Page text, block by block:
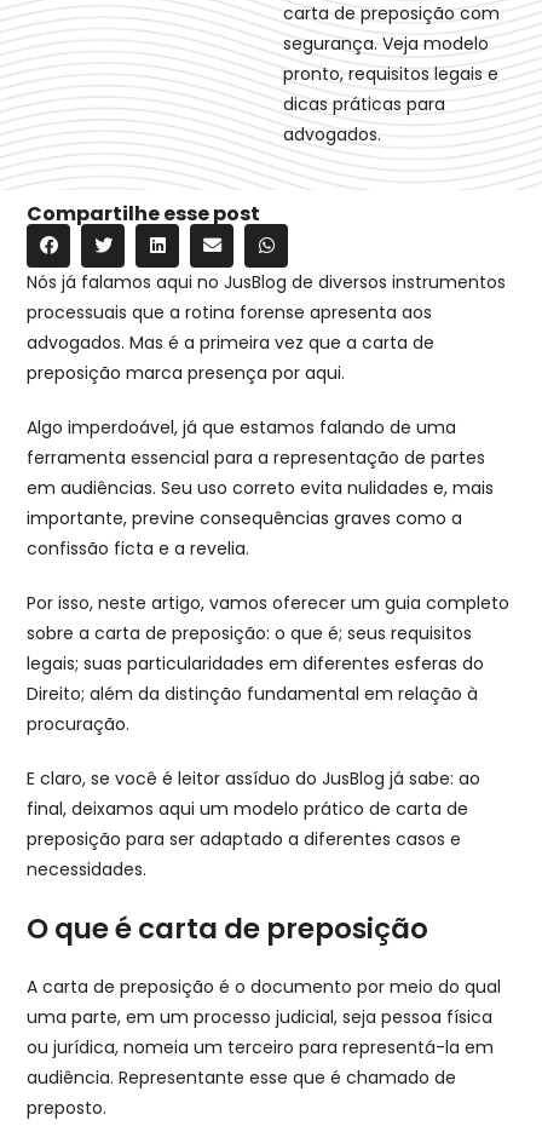
carta de preposição com
segurança. Veja modelo
pronto, requisitos legais e
dicas práticas para
advogados.
Compartilhe esse post
Nós já falamos aqui no JusBlog de diversos instrumentos
processuais que a rotina forense apresenta aos
advogados. Mas é a primeira vez que a carta de
preposição marca presença por aqui.
Algo imperdoável, já que estamos falando de uma
ferramenta essencial para a representação de partes
em audiências. Seu uso correto evita nulidades e, mais
importante, previne consequências graves como a
confissão ficta e a revelia.
Por isso, neste artigo, vamos oferecer um guia completo
sobre a carta de preposição: o que é; seus requisitos
legais; suas particularidades em diferentes esferas do
Direito; além da distinção fundamental em relação à
procuração.
E claro, se você é leitor assíduo do JusBlog já sabe: ao
final, deixamos aqui um modelo prático de carta de
preposição para ser adaptado a diferentes casos e
necessidades.
O que é carta de preposição
A carta de preposição é o documento por meio do qual
uma parte, em um processo judicial, seja pessoa física
ou jurídica, nomeia um terceiro para representá-la em
audiência. Representante esse que é chamado de
preposto.